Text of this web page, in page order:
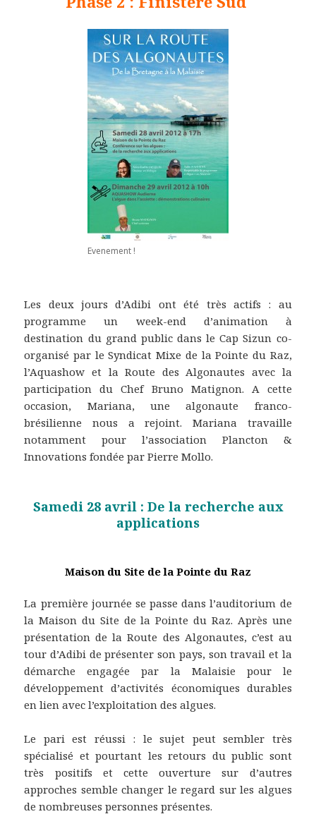
Evenement !
Les deux jours d’Adibi ont été très actifs : au
programme un week-end d’animation à
destination du grand public dans le Cap Sizun co-
organisé par le Syndicat Mixe de la Pointe du Raz,
l’Aquashow et la Route des Algonautes avec la
participation du Chef Bruno Matignon. A cette
occasion, Mariana, une algonaute franco-
brésilienne nous a rejoint. Mariana travaille
notamment pour l’association Plancton &
Innovations fondée par Pierre Mollo.
Samedi 28 avril : De la recherche aux
applications
Maison du Site de la Pointe du Raz
La première journée se passe dans l’auditorium de
la Maison du Site de la Pointe du Raz. Après une
présentation de la Route des Algonautes, c’est au
tour d’Adibi de présenter son pays, son travail et la
démarche engagée par la Malaisie pour le
développement d’activités économiques durables
en lien avec l’exploitation des algues.
Le pari est réussi : le sujet peut sembler très
spécialisé et pourtant les retours du public sont
très positifs et cette ouverture sur d’autres
approches semble changer le regard sur les algues
de nombreuses personnes présentes.